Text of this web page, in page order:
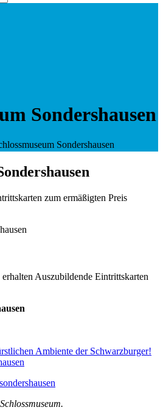
Sondershausen
Sondershausen
zum ermäßigten Preis
Auszubildende Eintrittskarten
Ambiente der Schwarzburger!